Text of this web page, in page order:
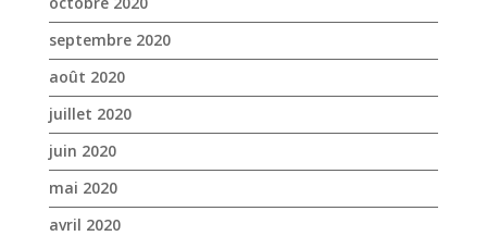
septembre 2020
août 2020
juillet 2020
juin 2020
mai 2020
avril 2020